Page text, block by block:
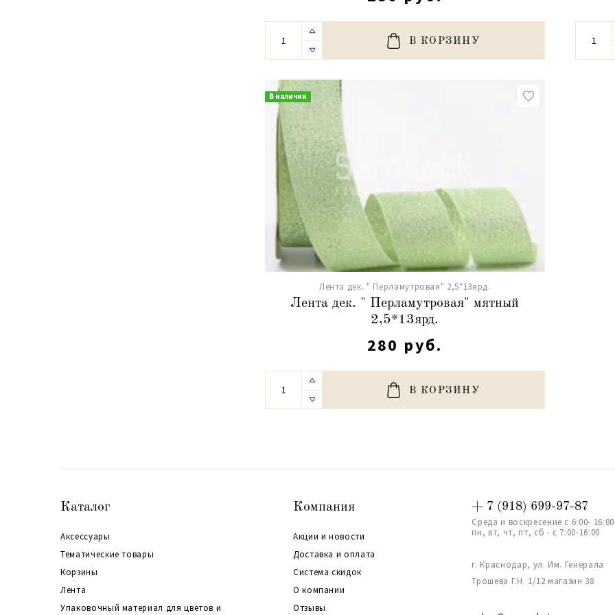
В КОРЗИНУ
В наличии
Лента дек. " Перламутровая" 2,5*13ярд.
Лента дек. " Перламутровая" мятный
2,5*13ярд.
280 руб.
В КОРЗИНУ
Каталог
Аксессуары
Тематические товары
Корзины
Лента
Упаковочный материал для цветов и
Компания
Акции и новости
Доставка и оплата
Система скидок
О компании
Отзывы
+ 7 (918) 699-97-87
Среда и воскресение с 6:00-
пн, вт, чт, пт, сб - с 7:00-16:00
г. Краснодар, ул. Им. Генерала
Трошева Г.Н. 1/12 магазин 38